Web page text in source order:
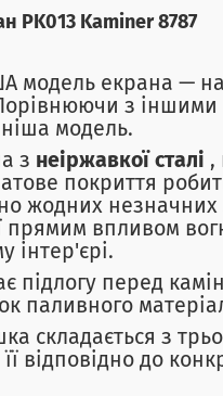
PK013 Kaminer 8787
модель екрана —
з
модель.
з неіржавкої сталі ,
покриття
жодних
прямим впливом
інтер'єрі.
перед
паливного
складається з
до